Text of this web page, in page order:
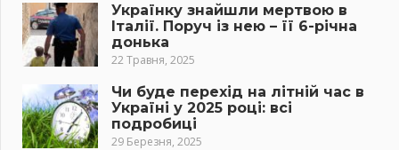
Українку знайшли мертвою в
Італії. Поруч із нею – її 6-річна
донька
22 Травня, 2025
Чи буде перехід на літній час в
Україні у 2025 році: всі
подробиці
29 Березня, 2025